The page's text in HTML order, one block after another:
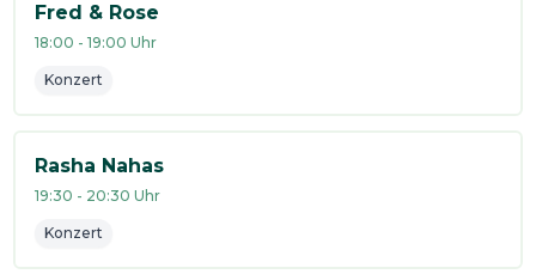
Fred & Rose
18:00 -19:00 Uhr
Konzert
Rasha Nahas
19:30 - 20:30 Uhr
Konzert